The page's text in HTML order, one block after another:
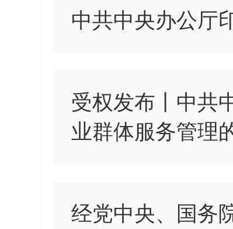
中共中央办公厅
受权发布丨中共
业群体服务管理
经党中央、国务